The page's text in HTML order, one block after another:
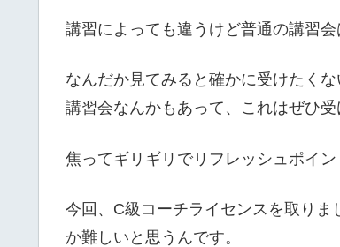
講習によっても違うけど普通の講習会
なんだか見てみると確かに受けたく
講習会なんかもあって、これはぜひ受
焦ってギリギリでリフレッシュポイ
今回、C級コーチライセンスを取り
か難しいと思うんです。